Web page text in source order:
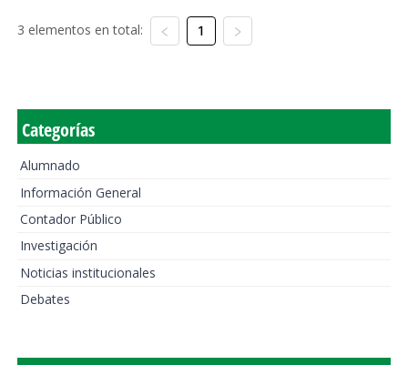
3 elementos en total: 1
Categorías
Alumnado
Información General
Contador Público
Investigación
Noticias institucionales
Debates